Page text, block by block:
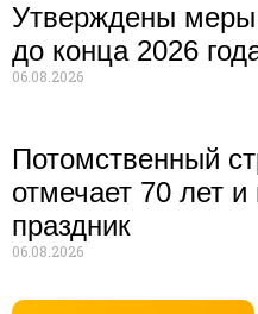
Утверждены
до конца 2026
06.08.2026
Потомственный
отмечает 70 лет
праздник
06.08.2026